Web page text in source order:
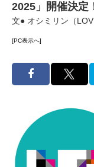
2025」開催決定
文● オシミリン（
[PC表示へ]